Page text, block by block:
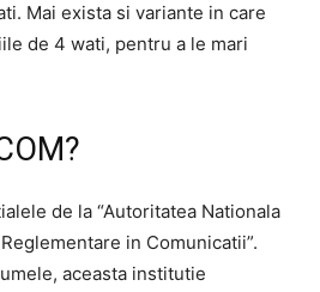
Mai exista si variante in care
de 4 wati, pentru a le mari
de la “Autoritatea Nationala
in Comunicatii”.
aceasta institutie